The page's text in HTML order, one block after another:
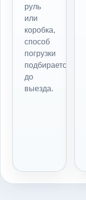
руль
или
коробка,
способ
погрузки
подбирается
до
выезда.